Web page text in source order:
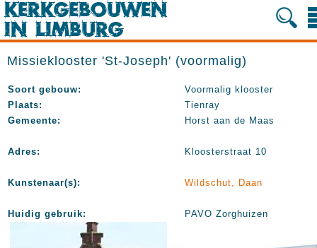
Missieklooster 'St-Joseph' (voormalig)
Soort gebouw:
Voormalig klooster
Plaats:
Tienray
Gemeente:
Horst aan de Maas
Adres: Kloosterstraat 10
Kunstenaar(s): Wildschut, Daan
Huidig gebruik: PAVO Zorghuizen